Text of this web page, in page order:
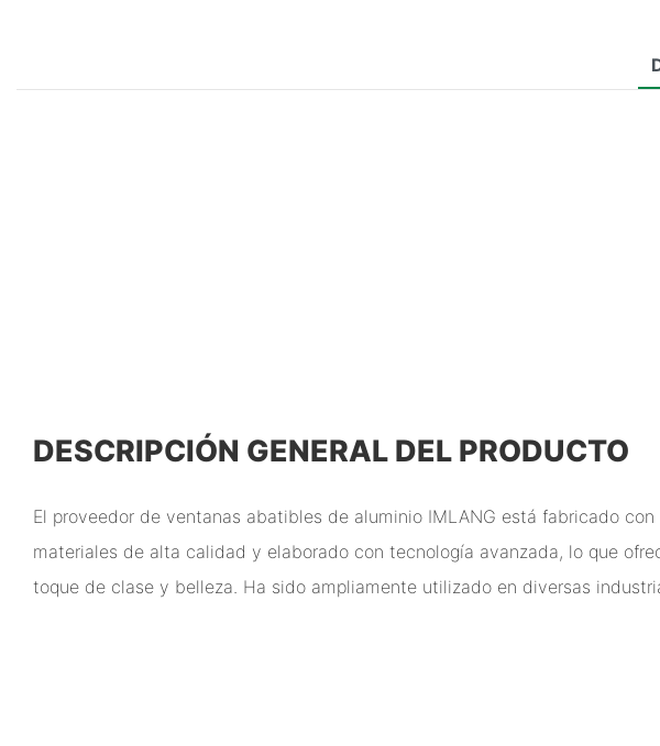
DESCRIPCIÓN GENERAL DEL PRODUCTO
El proveedor de ventanas abatibles de aluminio IMLANG está fabricado con
materiales de alta calidad y elaborado con tecnología avanzada, lo que
toque de clase y belleza. Ha sido ampliamente utilizado en diversas